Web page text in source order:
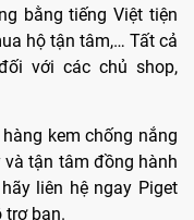
bằng tiếng Việt tiện
hộ tận tâm,… Tất cả
với các chủ shop,
kem chống nắng
và tận tâm đồng hành
liên hệ ngay Piget
trợ bạn.